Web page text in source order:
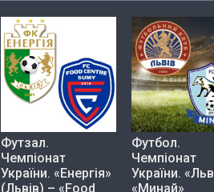
Футзал.
Чемпіонат
України. «Енергія»
(Львів) – «Food
Футбол.
Чемпіонат
України.
«Минай»